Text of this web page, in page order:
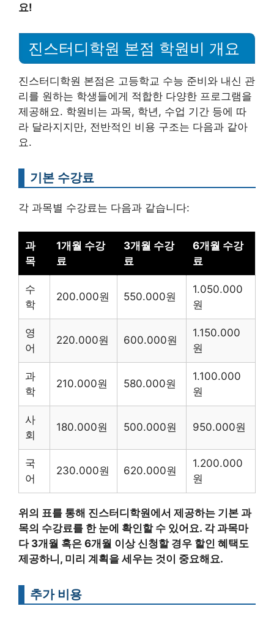
요!
진스터디학원 본점 학원비 개요
진스터디학원 본점은 고등학교 수능 준비와 내신 관
리를 원하는 학생들에게 적합한 다양한 프로그램을
제공해요. 학원비는 과목, 학년, 수업 기간 등에 따
라 달라지지만, 전반적인 비용 구조는 다음과 같아
요.
기본 수강료
각 과목별 수강료는 다음과 같습니다:
과
목
1개월 수강
료
3개월 수강
료
6개월 수강
료
수
학
200.000원 550.000원
1.050.000
원
영
어
220.000원 600.000원
1.150.000
원
과
학
210.000원 580.000원
1.100.000
원
사
회
180.000원 500.000원 950.000원
국
어
230.000원 620.000원
1.200.000
원
위의 표를 통해 진스터디학원에서 제공하는 기본 과
목의 수강료를 한 눈에 확인할 수 있어요. 각 과목마
다 3개월 혹은 6개월 이상 신청할 경우 할인 혜택도
제공하니, 미리 계획을 세우는 것이 중요해요.
추가 비용